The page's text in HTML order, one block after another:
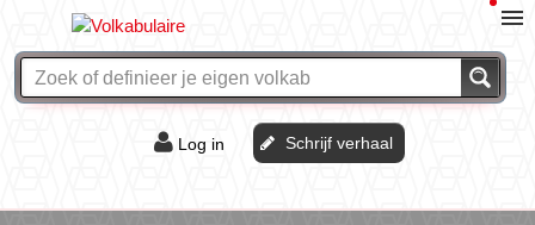
Log in Schrijf verhaal